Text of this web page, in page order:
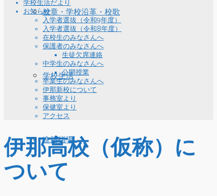
校章・学校沿革・校歌
学校生活
進路指導
学校生活だより
お知らせ
入学者選抜（令和9年度）
入学者選抜（令和8年度）
在校生のみなさんへ
保護者のみなさんへ
生徒欠席連絡
中学生のみなさんへ
公開授業
卒業生のみなさんへ
伊那新校について
事務室より
保健室より
アクセス
伊那高校（仮称）に
ついて